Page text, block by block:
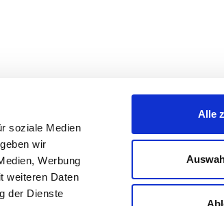
soziale Medien
wir
Werbung
weiteren Daten
der Dienste
Alle